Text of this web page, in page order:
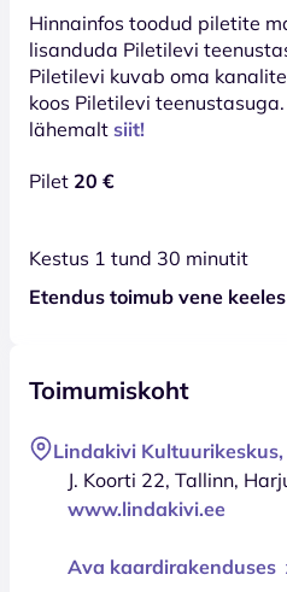
Hinnainfos toodud piletite
lisanduda Piletilevi
Piletilevi kuvab oma
koos Piletilevi
lähemalt siit!
Pilet 20 €
Kestus 1 tund 30 minutit
Etendus toimub vene keeles
Toimumiskoht
Lindakivi Kultuurikeskus,
J. Koorti 22, Tallinn,
www.lindakivi.ee
Ava kaardirakenduses